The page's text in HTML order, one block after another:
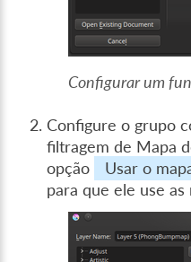
Configurar um
Configure o grupo
filtragem de Mapa
opção
Usar o
para que ele use as